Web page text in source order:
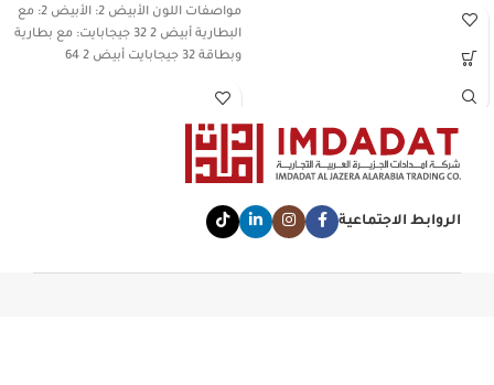
مواصفات اللون الأبيض 2: الأبيض 2: مع
البطارية أبيض 2 32 جيجابايت: مع بطارية
وبطاقة 32 جيجابايت أبيض 2 64
الروابط الاجتماعية